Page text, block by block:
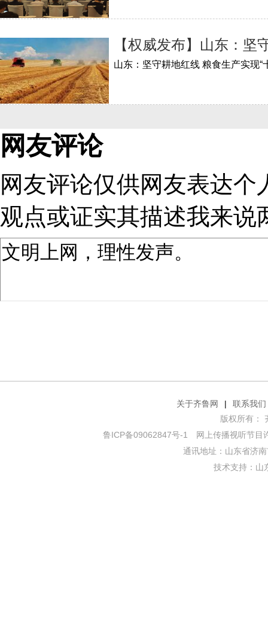
【权威发布】山东：坚
山东：坚守耕地红线 粮食生产实现“
网友评论
网友评论仅供网友表达
观点或证实其描述我来说
关于齐鲁网 |
联系我们
版权所有：
鲁ICP备09062847号-1
网上传播视听节目
通讯地址：山东省济
技术支持： 山